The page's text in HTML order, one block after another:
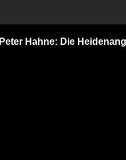
Peter Hahne: Die